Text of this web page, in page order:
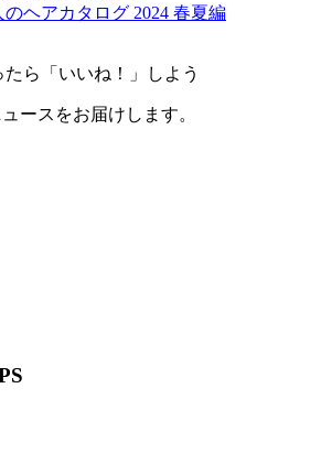
のヘアカタログ 2024 春夏編
ら「いいね！」しよう
ースをお届けします。